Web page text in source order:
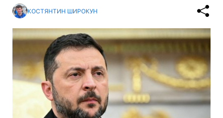
КОСТЯНТИН ШИРОКУН